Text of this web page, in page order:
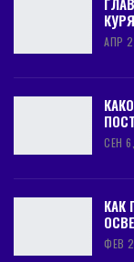
При этом
-70
150
каждой
В данном
крайними
– 65-
АПР
СЕН
КАК
ФЕВ